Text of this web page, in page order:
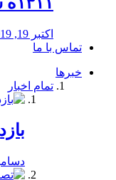
اکتبر 19, 2019
تماس با ما
خبرها
تمام اخبار
دسامبر 24,